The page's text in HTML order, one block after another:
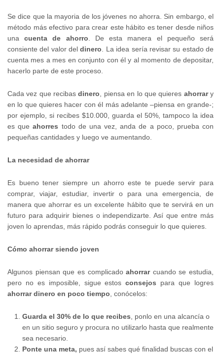
Se dice que la mayoria de los jóvenes no ahorra. Sin embargo, el
método más efectivo para crear este hábito es tener desde niños
unacuenta de ahorro. De esta manera el pequeño será
consiente del valor deldinero. La idea sería revisar su estado de
cuenta mes a mes en conjunto con él y al momento de depositar,
hacerlo parte de este proceso.
Cada vez que recibasdinero, piensa en lo que quieres ahorrary
en lo que quieres hacer con él más adelante –piensa en grande-;
por ejemplo, si recibes $10.000, guarda el 50%, tampoco la idea
es queahorres todo de una vez, anda de a poco, prueba con
pequeñas cantidades y luego ve aumentando.
La necesidad de ahorrar
Es bueno tener siempre un ahorro este te puede servir para
comprar, viajar, estudiar, invertir o para una emergencia, de
manera que ahorrar es un excelente hábito que te servirá en un
futuro para adquirir bienes o independizarte. Así que entre más
joven lo aprendas, más rápido podrás conseguir lo que quieres.
Cómo ahorrar siendo joven
Algunos piensan que es complicadoahorrarcuando se estudia,
pero no es imposible, sigue estosconsejos para que logres
ahorrar dinero en poco tiempo, conócelos:
Guarda el 30% de lo que recibes, ponlo en una alcancía o
en un sitio seguro y procura no utilizarlo hasta que realmente
sea necesario.
Ponte una meta, pues así sabes qué finalidad buscas con el